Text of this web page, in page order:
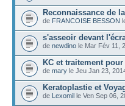
Reconnaissance de
de FRANCOISE BESSON
s'asseoir devant
de newdino le Mar Fév 11,
KC et traitement pour
de mary le Jeu Jan 23,
Keratoplastie et
de Lexomil le Ven Sep 06,